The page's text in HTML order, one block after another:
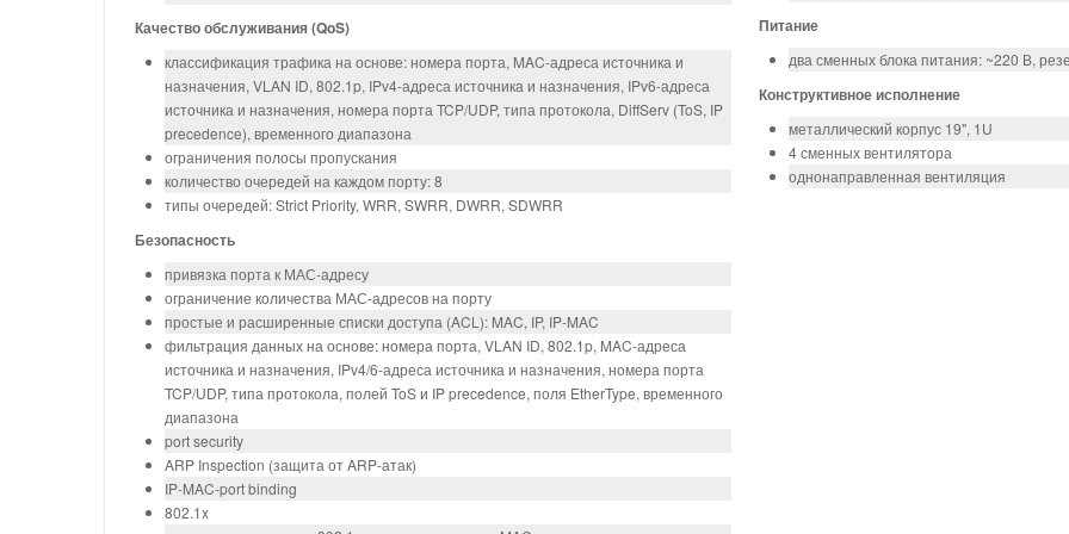
Качество обслуживания (QoS)
классификация трафика на основе: номера порта, MAC-адреса источника и
назначения, VLAN ID, 802.1p, IPv4‑адреса источника и назначения, IPv6‑адреса
источника и назначения, номера порта TCP/UDP, типа протокола, DiffServ (ToS, IP
precedence), временного диапазона
ограничения полосы пропускания
количество очередей на каждом порту: 8
типы очередей: Strict Priority, WRR, SWRR, DWRR, SDWRR
Безопасность
привязка порта к МАС-адресу
ограничение количества МАС-адресов на порту
простые и расширенные списки доступа (ACL): MAC, IP, IP-MAC
фильтрация данных на основе: номера порта, VLAN ID, 802.1p, MAC‑адреса
источника и назначения, IPv4/6‑адреса источника и назначения, номера порта
TCP/UDP, типа протокола, полей ToS и IP precedence, поля EtherType, временного
диапазона
port security
ARP Inspection (защита от ARP-атак)
IP-MAC-port binding
802.1x
Питание
два сменных блока питания: ~220 В,
Конструктивное исполнение
металлический корпус 19", 1U
4 сменных вентилятора
однонаправленная вентиляция